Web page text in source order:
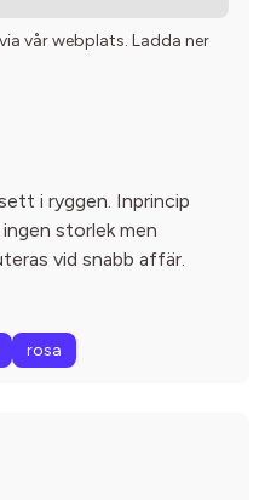
vår webplats. Ladda ner
i ryggen. Inprincip
storlek men
vid snabb affär.
rosa